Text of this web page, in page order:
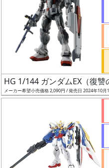
ー
ズ・
HG 1/144 ガンダムEX（復讐
メーカー希望小売価格 2,090円 / 発売日 2024年10月